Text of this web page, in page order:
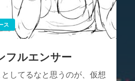
ス
フルエンサー
してるなと思うのが、仮想